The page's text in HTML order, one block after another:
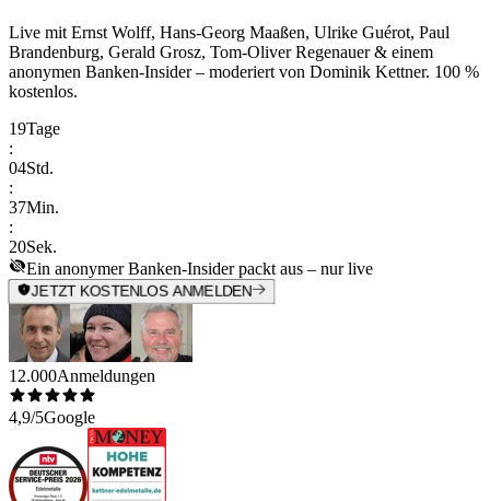
Live mit Ernst Wolff, Hans-Georg Maaßen, Ulrike Guérot, Paul
Brandenburg, Gerald Grosz, Tom-Oliver Regenauer & einem
anonymen Banken-Insider– moderiert von Dominik Kettner. 100 %
kostenlos.
19Tage
:
04Std.
:
37Min.
:
20Sek.
Ein anonymer Banken-Insider packt aus – nur live
JETZT KOSTENLOS ANMELDEN
12.000Anmeldungen
4,9/5Google